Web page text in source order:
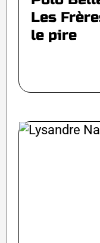
Les
le pire